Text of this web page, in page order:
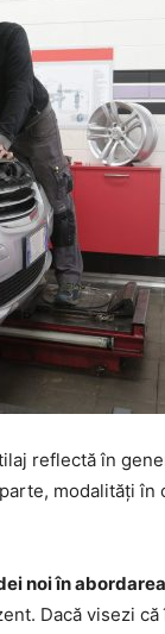
reflectă în
modalități în
noi în
Dacă visezi